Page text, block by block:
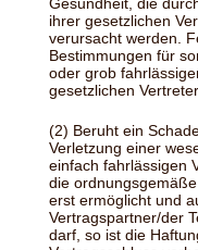
ihrer gesetzlichen
verursacht werden.
Bestimmungen für
oder grob
gesetzlichen
(2) Beruht ein
Verletzung einer
einfach fahrlässigen
die
erst ermöglicht und
Vertragspartner/der
darf, so ist die